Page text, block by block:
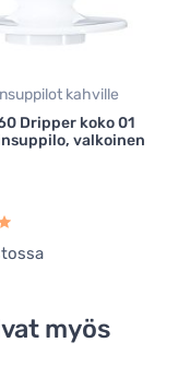
kahville
Dripper koko 01
valkoinen
myös